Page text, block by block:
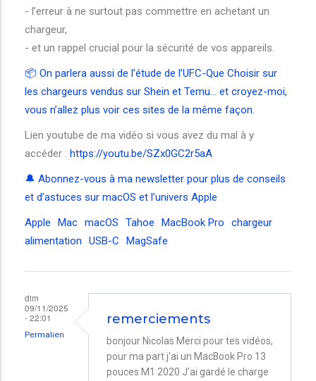
- l’erreur à ne surtout pas commettre en achetant un
chargeur,
- et un rappel crucial pour la sécurité de vos appareils.
📦 On parlera aussi de l’étude de l’UFC-Que Choisir sur
les chargeurs vendus sur Shein et Temu… et croyez-moi,
vous n’allez plus voir ces sites de la même façon.
Lien youtube de ma vidéo si vous avez du mal à y
accéder : https://youtu.be/SZx0GC2r5aA
🔔 Abonnez-vous à ma newsletter pour plus de conseils
et d’astuces sur macOS et l’univers Apple
Apple
Mac macOS Tahoe MacBook Pro
chargeur
alimentation
USB-C MagSafe
dim
09/11/2025
- 22:01
Permalien
remerciements
bonjour Nicolas Merci pour tes vidéos,
pour ma part j'ai un MacBook Pro 13
pouces M1 2020 J'ai gardé le charge